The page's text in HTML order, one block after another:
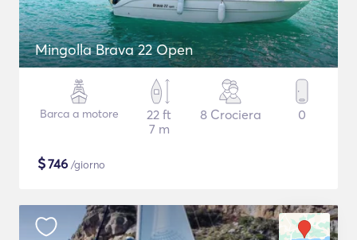
Mingolla Brava 22 Open
Barca a motore
22 ft
7 m
8 Crociera 0
$746 /giorno